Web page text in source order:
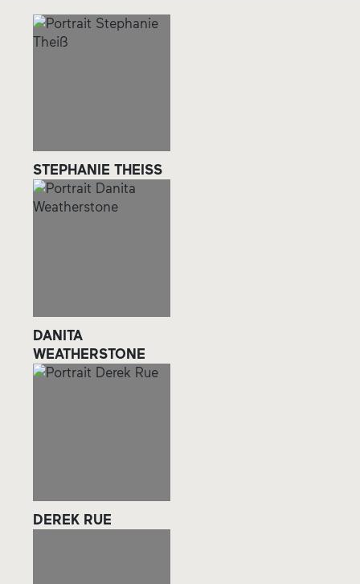
STEPHANIE THEISS
DANITA
WEATHERSTONE
DEREK RUE